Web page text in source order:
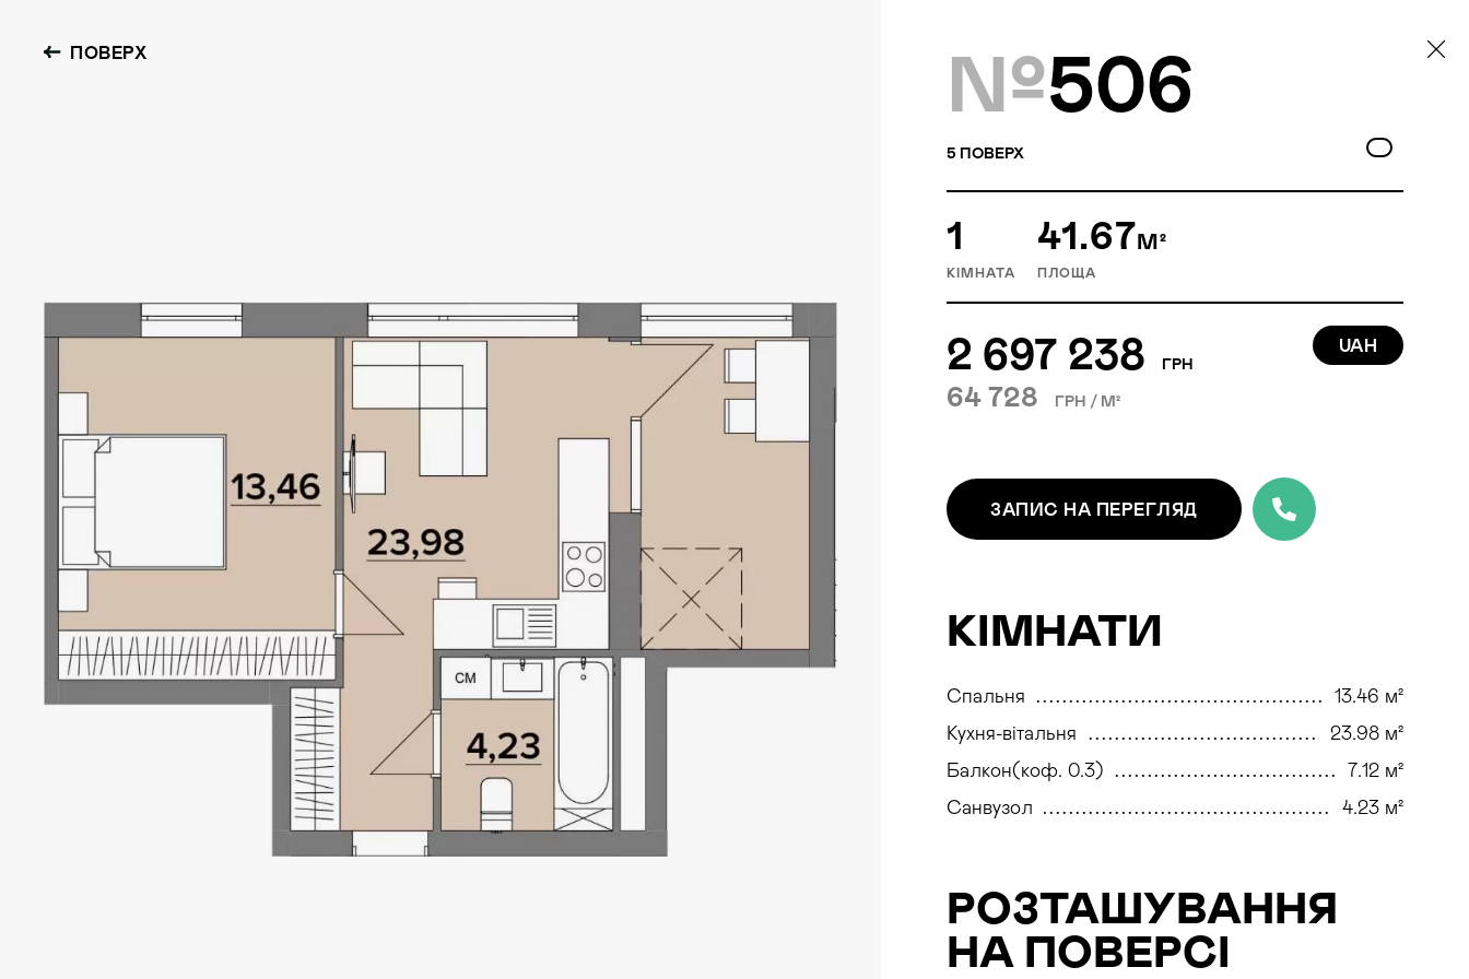
GOLOSEEV
HILLS
ПОВЕРХ №506
5 ПОВЕРХ
1
КІМНАТА
41.67М²
ПЛОЩА
2 697 238 ГРН
64 728 ГРН / М²
UAH
ЗАПИС НА ПЕРЕГЛЯД
КІМНАТИ
Спальня
13.46 м²
Кухня-вітальня
23.98 м²
Балкон(коф. 0.3)
7.12 м²
Санвузол
4.23 м²
РОЗТАШУВАННЯ
НА ПОВЕРСІ